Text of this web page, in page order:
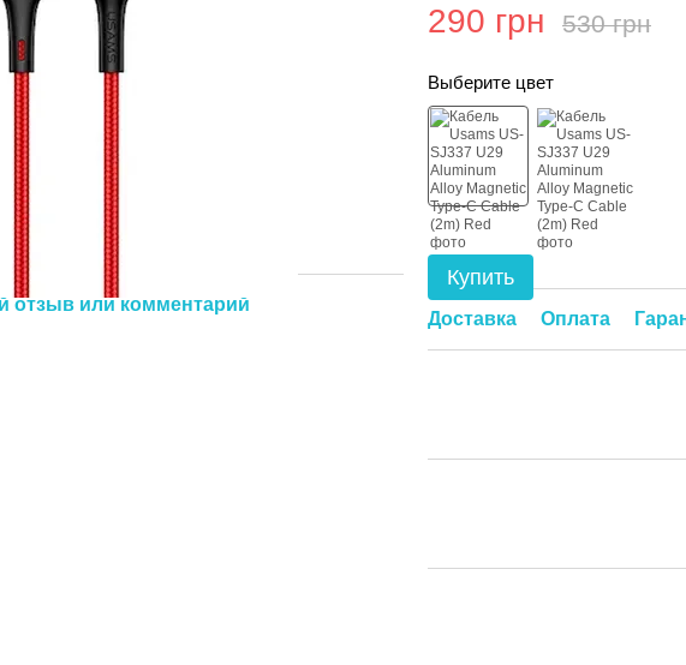
отзыв или комментарий
290 грн 530 грн
Выберите цвет
Купить
Доставка Оплата